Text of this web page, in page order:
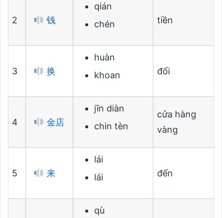
2 钱
qián
chén
tiền
3 换
huàn
khoan
đối
4 金店
jīn diàn
chin tèn
cửa hàng
vàng
5 来
lái
lái
đến
qù